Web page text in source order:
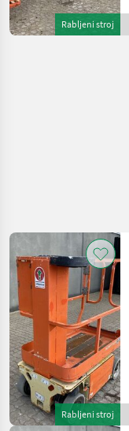
Rabljeni stroj
Rabljeni stroj